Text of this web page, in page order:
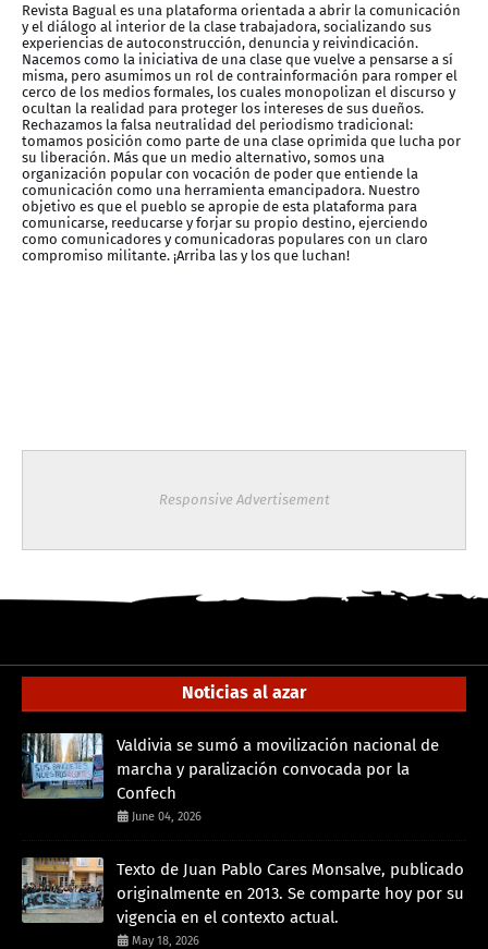
Revista Bagual es una plataforma orientada a abrir la comunicación
y el diálogo al interior de la clase trabajadora, socializando sus
experiencias de autoconstrucción, denuncia y reivindicación.
Nacemos como la iniciativa de una clase que vuelve a pensarse a sí
misma, pero asumimos un rol de contrainformación para romper el
cerco de los medios formales, los cuales monopolizan el discurso y
ocultan la realidad para proteger los intereses de sus dueños.
Rechazamos la falsa neutralidad del periodismo tradicional:
tomamos posición como parte de una clase oprimida que lucha por
su liberación. Más que un medio alternativo, somos una
organización popular con vocación de poder que entiende la
comunicación como una herramienta emancipadora. Nuestro
objetivo es que el pueblo se apropie de esta plataforma para
comunicarse, reeducarse y forjar su propio destino, ejerciendo
como comunicadores y comunicadoras populares con un claro
compromiso militante. ¡Arriba las y los que luchan!
Responsive Advertisement
Noticias al azar
Valdivia se sumó a movilización nacional de
marcha y paralización convocada por la
Confech
June 04, 2026
Texto de Juan Pablo Cares Monsalve, publicado
originalmente en 2013. Se comparte hoy por su
vigencia en el contexto actual.
May 18, 2026